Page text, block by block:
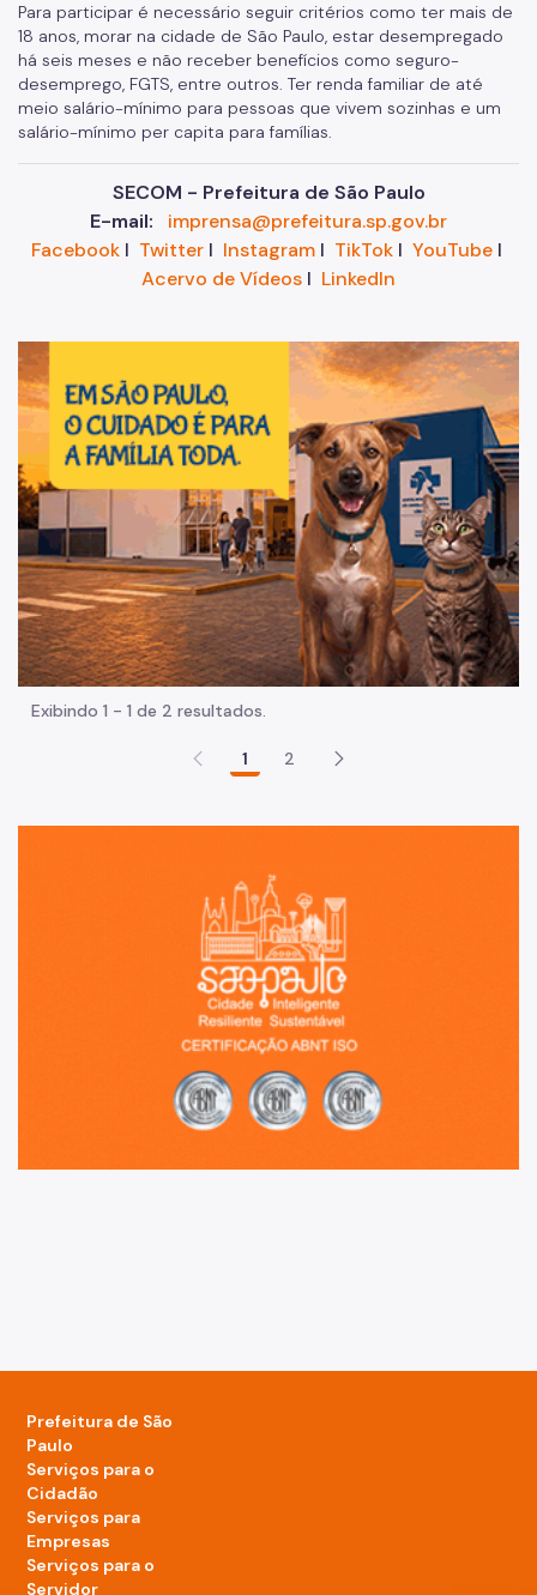
Para participar é necessário seguir critérios como ter mais de
18 anos, morar na cidade de São Paulo, estar desempregado
há seis meses e não receber benefícios como seguro-
desemprego, FGTS, entre outros. Ter renda familiar de até
meio salário-mínimo para pessoas que vivem sozinhas e um
salário-mínimo per capita para famílias.
SECOM - Prefeitura de São Paulo
E-mail:
imprensa@prefeitura.sp.gov.br
FacebookI TwitterI InstagramI TikTokI YouTubeI
Acervo de Vídeos I LinkedIn
Exibindo 1 - 1 de 2 resultados.
1 2
Prefeitura de São
Paulo
Serviços para o
Cidadão
Serviços para
Empresas
Serviços para o
Servidor